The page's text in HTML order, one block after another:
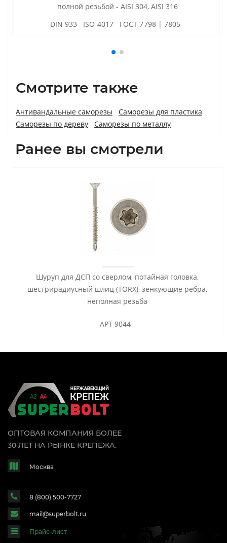
полной резьбой - AISI 304, AISI 316
DIN 933 ISO 4017 ГОСТ 7798 | 7805
Смотрите также
Антивандальные саморезы
Саморезы для пластика
Саморезы по дереву
Саморезы по металлу
Ранее вы смотрели
Шуруп для ДСП со сверлом, потайная головка,
шестрирадиусный шлиц (TORX), зенкующие рёбра,
неполная резьба
АРТ 9044
ОПТОВАЯ КОМПАНИЯ БОЛЕЕ
30 ЛЕТ НА РЫНКЕ КРЕПЕЖА.
Москва
8 (800) 500-7727
mail@superbolt.ru
Прайс-лист